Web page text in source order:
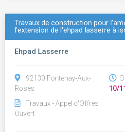
Travaux de construction pour
l'extension de l'ehpad lasserre à
Ehpad Lasserre
92130 Fontenay-Aux-
Roses
Travaux - Appel d'Offres
Ouvert
10/